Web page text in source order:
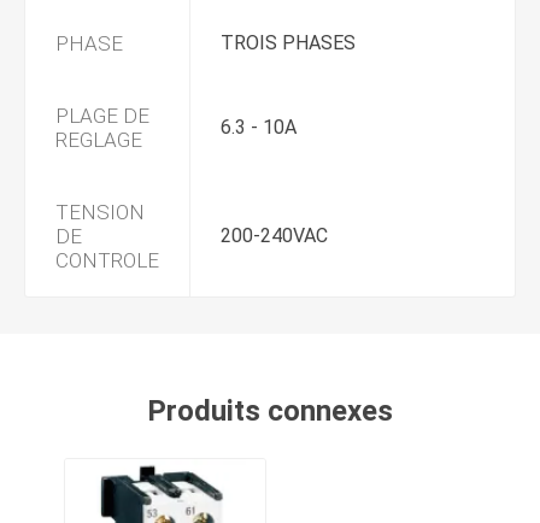
PHASE TROIS PHASES
PLAGE DE
REGLAGE
6.3 - 10A
TENSION
DE
CONTROLE
200-240VAC
Produits connexes